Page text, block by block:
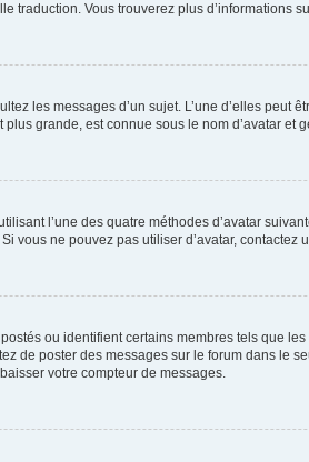
traduction. Vous trouverez plus d’informations
les messages d’un sujet. L’une d’elles
grande, est connue sous le nom d’avatar et
l’une des quatre méthodes d’avatar
vous ne pouvez pas utiliser d’avatar, contactez
ou identifient certains membres tels que
de poster des messages sur le forum dans le
votre compteur de messages.